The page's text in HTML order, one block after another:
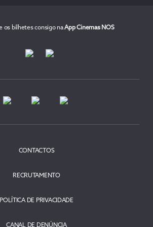
os bilhetes consigo naApp Cinemas NOS
CONTACTOS
RECRUTAMENTO
POLÍTICA DE PRIVACIDADE
CANAL DE DENÚNCIA